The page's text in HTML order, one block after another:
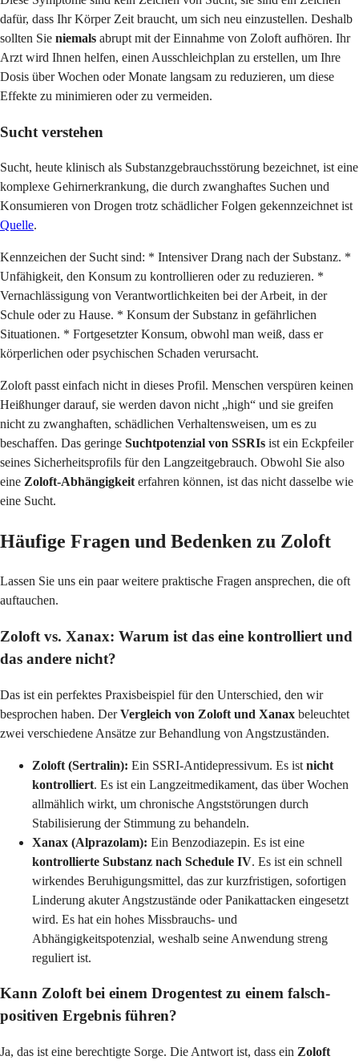
dafür, dass Ihr Körper Zeit braucht, um sich neu einzustellen. Deshalb
sollten Sie niemals abrupt mit der Einnahme von Zoloft aufhören. Ihr
Arzt wird Ihnen helfen, einen Ausschleichplan zu erstellen, um Ihre
Dosis über Wochen oder Monate langsam zu reduzieren, um diese
Effekte zu minimieren oder zu vermeiden.
Sucht verstehen
Sucht, heute klinisch als Substanzgebrauchsstörung bezeichnet, ist eine
komplexe Gehirnerkrankung, die durch zwanghaftes Suchen und
Konsumieren von Drogen trotz schädlicher Folgen gekennzeichnet ist
Quelle.
Kennzeichen der Sucht sind: * Intensiver Drang nach der Substanz. *
Unfähigkeit, den Konsum zu kontrollieren oder zu reduzieren. *
Vernachlässigung von Verantwortlichkeiten bei der Arbeit, in der
Schule oder zu Hause. * Konsum der Substanz in gefährlichen
Situationen. * Fortgesetzter Konsum, obwohl man weiß, dass er
körperlichen oder psychischen Schaden verursacht.
Zoloft passt einfach nicht in dieses Profil. Menschen verspüren keinen
Heißhunger darauf, sie werden davon nicht „high“ und sie greifen
nicht zu zwanghaften, schädlichen Verhaltensweisen, um es zu
beschaffen. Das geringe Suchtpotenzial von SSRIs ist ein Eckpfeiler
seines Sicherheitsprofils für den Langzeitgebrauch. Obwohl Sie also
eine Zoloft-Abhängigkeiterfahren können, ist das nicht dasselbe wie
eine Sucht.
Häufige Fragen und Bedenken zu Zoloft
Lassen Sie uns ein paar weitere praktische Fragen ansprechen, die oft
auftauchen.
Zoloft vs. Xanax: Warum ist das eine kontrolliert und
das andere nicht?
Das ist ein perfektes Praxisbeispiel für den Unterschied, den wir
besprochen haben. DerVergleich von Zoloft und Xanax beleuchtet
zwei verschiedene Ansätze zur Behandlung von Angstzuständen.
Zoloft (Sertralin): Ein SSRI-Antidepressivum. Es ist nicht
kontrolliert. Es ist ein Langzeitmedikament, das über Wochen
allmählich wirkt, um chronische Angststörungen durch
Stabilisierung der Stimmung zu behandeln.
Xanax (Alprazolam): Ein Benzodiazepin. Es ist eine
kontrollierte Substanz nach Schedule IV. Es ist ein schnell
wirkendes Beruhigungsmittel, das zur kurzfristigen, sofortigen
Linderung akuter Angstzustände oder Panikattacken eingesetzt
wird. Es hat ein hohes Missbrauchs- und
Abhängigkeitspotenzial, weshalb seine Anwendung streng
reguliert ist.
Kann Zoloft bei einem Drogentest zu einem falsch-
positiven Ergebnis führen?
Ja, das ist eine berechtigte Sorge. Die Antwort ist, dass ein Zoloft